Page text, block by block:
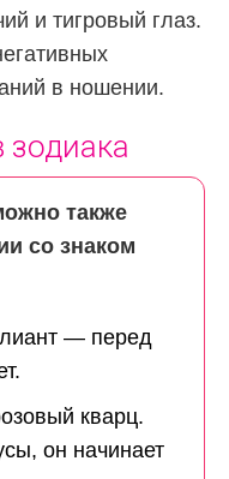
и тигровый глаз.
в ношении.
зодиака
также
со знаком
— перед
кварц.
он начинает